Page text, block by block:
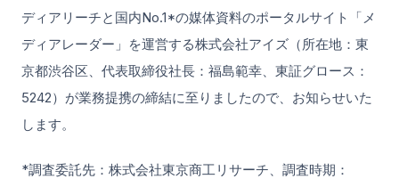
ディアリーチと国内No.1*の媒体資料のポータルサイト「メ
ディアレーダー」を運営する株式会社アイズ（所在地：東
京都渋谷区、代表取締役社長：福島範幸、東証グロース：
5242）が業務提携の締結に至りましたので、お知らせいた
します。
*調査委託先：株式会社東京商工リサーチ、調査時期：